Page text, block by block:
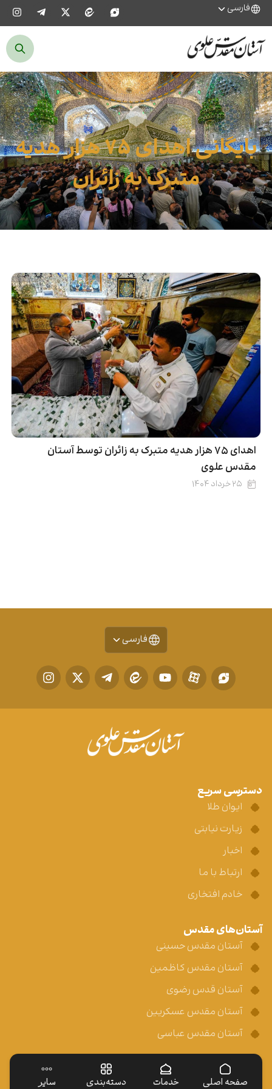
فارسی
صفحه اصلی خدمات دسته‌بندی سایر
بایگانی اهدای ۷۵ هزار هدیه
متبرک به زائران
اهدای ۷۵ هزار هدیه متبرک به زائران توسط آستان
مقدس علوی
۲۵ خرداد ۱۴۰۴
فارسی
دسترسی سریع
ایوان طلا
زیارت نیابتی
اخبار
ارتباط با ما
خادم افتخاری
آستان‌های مقدس
آستان مقدس حسینی
آستان مقدس کاظمین
آستان قدس رضوی
آستان مقدس عسکریین
آستان مقدس عباسی